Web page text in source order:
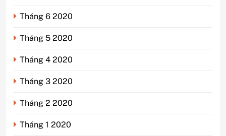
Tháng 6 2020
Tháng 5 2020
Tháng 4 2020
Tháng 3 2020
Tháng 2 2020
Tháng 1 2020